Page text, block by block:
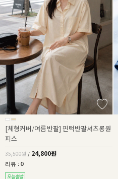
[체형커버/여름반팔] 핀턱반팔셔츠롱원
피스
35,500원 / 24,800원
리뷰 : 0